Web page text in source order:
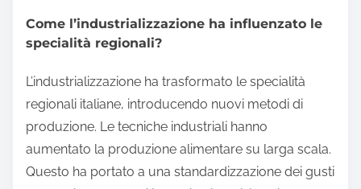
Come l’industrializzazione ha influenzato le
specialità regionali?
L’industrializzazione ha trasformato le specialità
regionali italiane, introducendo nuovi metodi di
produzione. Le tecniche industriali hanno
aumentato la produzione alimentare su larga scala.
Questo ha portato a una standardizzazione dei gusti